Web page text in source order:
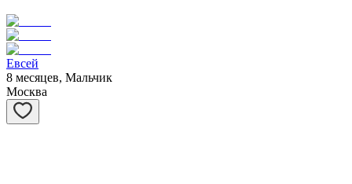
Евсей
8 месяцев, Мальчик
Москва